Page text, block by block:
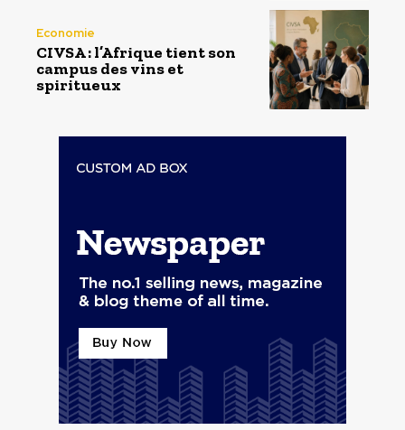
Economie
CIVSA : l’Afrique tient son
campus des vins et
spiritueux